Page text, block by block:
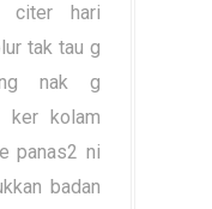
citer hari
tak tau g
nak g
ker kolam
panas2 ni
badan